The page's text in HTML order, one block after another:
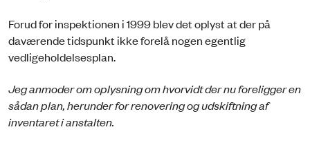
Forud for inspektionen i 1999 blev det oplyst at der på
daværende tidspunkt ikke forelå nogen egentlig
vedligeholdelsesplan.
Jeg anmoder om oplysning om hvorvidt der nu foreligger en
sådan plan, herunder for renovering og udskiftning af
inventaret i anstalten.